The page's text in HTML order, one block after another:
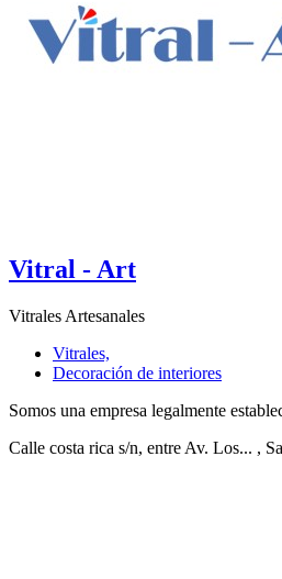
Vitral - Art
Vitrales Artesanales
Vitrales,
Decoración de interiores
Somos una empresa legalmente
Calle costa rica s/n, entre Av. Los... ,